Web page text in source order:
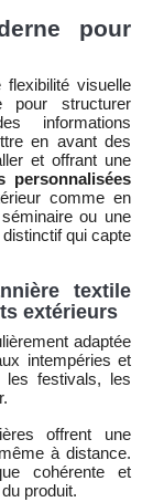
pour
visuelle
pour structurer
informations
en avant des
et offrant une
personnalisées
comme en
ou une
qui capte
textile
extérieurs
adaptée
intempéries et
les festivals, les
offrent une
à distance.
cohérente et
produit.